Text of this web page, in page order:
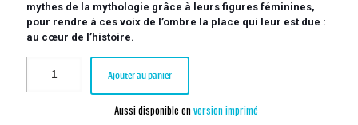
mythes de la mythologie grâce à leurs figures féminines,
pour rendre à ces voix de l’ombre la place qui leur est due :
au cœur de l’histoire.
Ajouter au panier
Aussi disponible enversion imprimé